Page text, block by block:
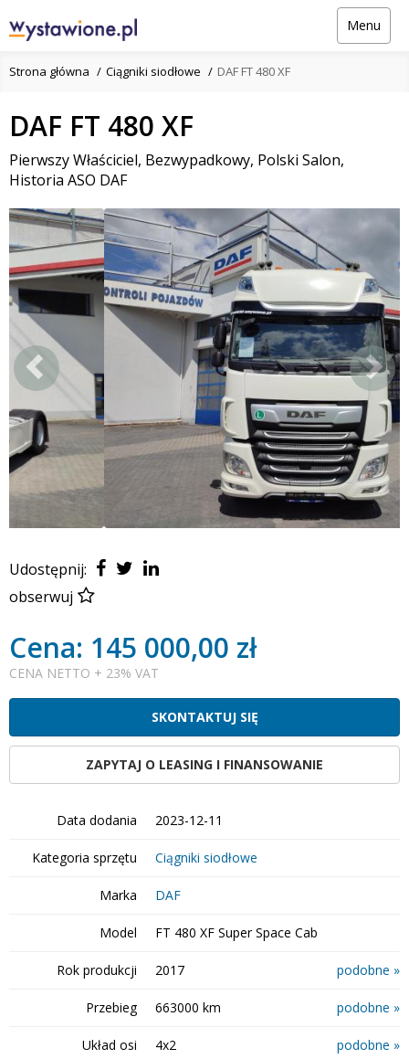
Menu
Strona główna Ciągniki siodłowe DAF FT 480 XF
DAF FT 480 XF
Pierwszy Właściciel, Bezwypadkowy, Polski Salon,
Historia ASO DAF
Udostępnij:
obserwuj
Cena: 145 000,00 zł
CENA NETTO + 23% VAT
SKONTAKTUJ SIĘ
ZAPYTAJ O LEASING I FINANSOWANIE
Data dodania 2023-12-11
Kategoria sprzętu Ciągniki siodłowe
Marka DAF
Model FT 480 XF Super Space Cab
Rok produkcji 2017 podobne »
Przebieg 663000 km podobne »
Układ osi 4x2 podobne »